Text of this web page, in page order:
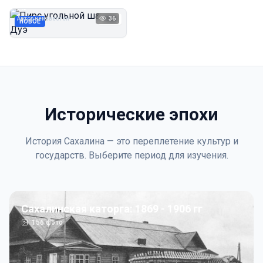
НОВОЕ 1923
Автор неизвестен 36
Исторические эпохи
История Сахалина — это переплетение культур и
государств. Выберите период для изучения.
Сахалинская каторга: 1869 - 1906 гг
156фото